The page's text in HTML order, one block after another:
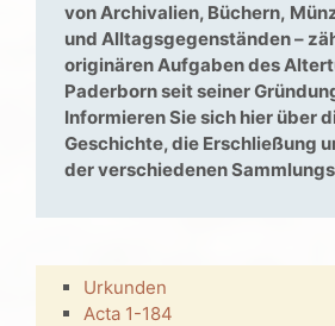
von Archivalien, Büchern,
und Alltagsgegenständen –
originären Aufgaben des
Paderborn seit seiner
Informieren Sie sich hier über
Geschichte, die Erschließung
der verschiedenen
Urkunden
Acta 1-184